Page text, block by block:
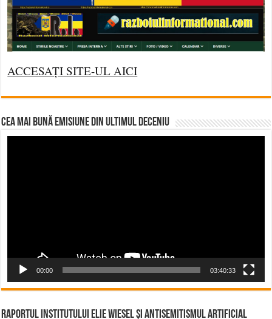
ACCESAȚI SITE-UL AICI
CEA MAI BUNĂ EMISIUNE DIN ULTIMUL DECENIU
00:00 03:40:33
Raportul Institutului Elie Wiesel și Antisemitismul Artificial